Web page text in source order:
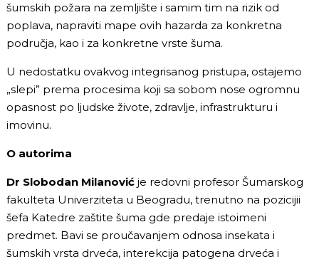
šumskih požara na zemljište i samim tim na rizik od
poplava, napraviti mape ovih hazarda za konkretna
područja, kao i za konkretne vrste šuma.
U nedostatku ovakvog integrisanog pristupa, ostajemo
„slepi” prema procesima koji sa sobom nose ogromnu
opasnost po ljudske živote, zdravlje, infrastrukturu i
imovinu.
O autorima
Dr Slobodan Milanović je redovni profesor Šumarskog
fakulteta Univerziteta u Beogradu, trenutno na pozicijii
šefa Katedre zaštite šuma gde predaje istoimeni
predmet. Bavi se proučavanjem odnosa insekata i
šumskih vrsta drveća, interekcija patogena drveća i